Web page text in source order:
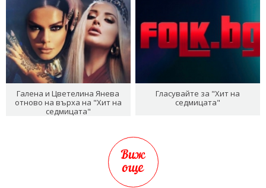
Галена и Цветелина Янева
отново на върха на "Хит на
седмицата"
Гласувайте за "Хит на
седмицата"
Виж
още